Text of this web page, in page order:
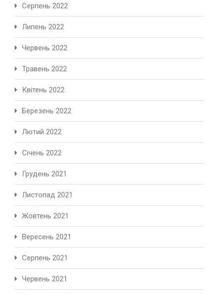
Серпень 2022
Липень 2022
Червень 2022
Травень 2022
Квітень 2022
Березень 2022
Лютий 2022
Січень 2022
Грудень 2021
Листопад 2021
Жовтень 2021
Вересень 2021
Серпень 2021
Червень 2021